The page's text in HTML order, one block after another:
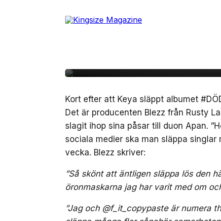
MUSIK 7 juni, 2018
Lyssna på Blezz-
Kort efter att Keya släppt albumet
Det är producenten Blezz från Rusty
slagit ihop sina påsar till duon Apan.
sociala medier ska man släppa
vecka. Blezz skriver:
”Så skönt att äntligen släppa lös den
öronmaskarna jag har varit med om
”Jag och @f_it_copypaste är numera